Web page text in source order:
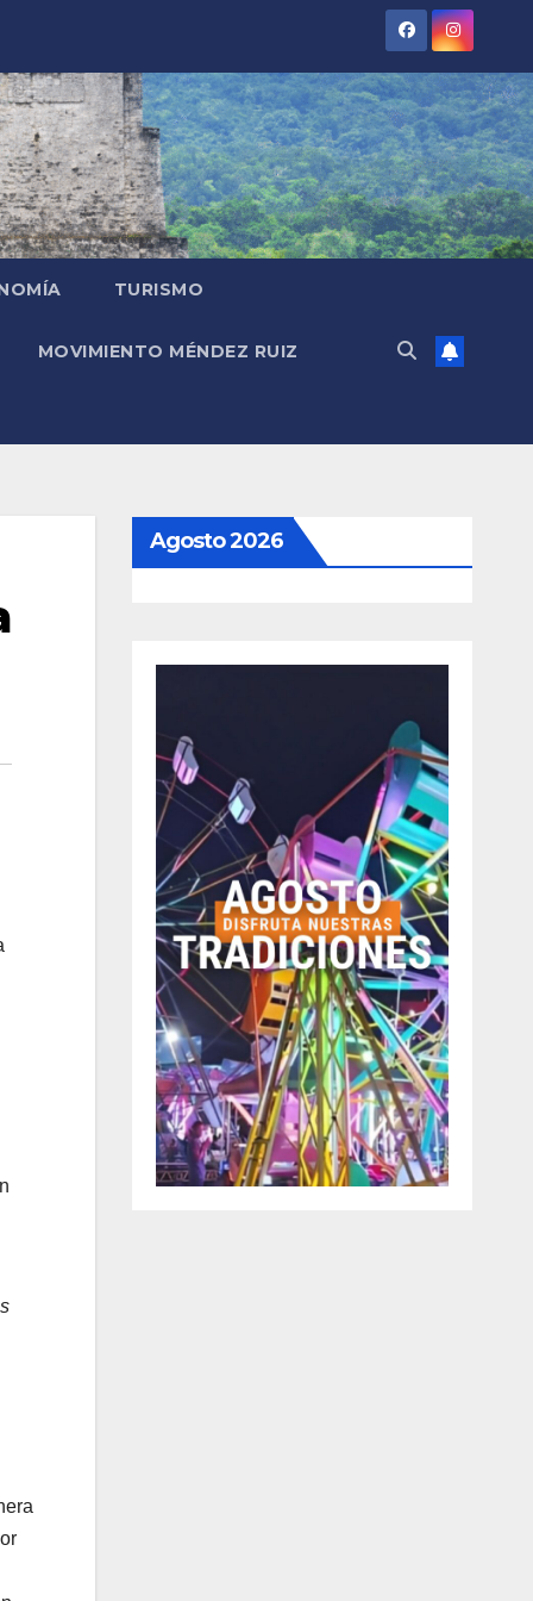
TURISMO
MOVIMIENTO MÉNDEZ RUIZ
Agosto 2026